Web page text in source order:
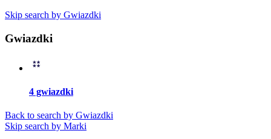
Skip search by Gwiazdki
Gwiazdki
4 gwiazdki
Back to search by Gwiazdki
Skip search by Marki